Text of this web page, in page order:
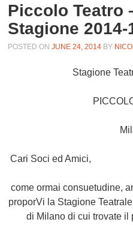
Piccolo Teatro
Stagione 2014-
POSTED ONJUNE 24, 2014 BY
Stagione
Cari Soci ed Amici,
come ormai consuetudine,
proporVi la Stagione
di Milanodi cui trovate il